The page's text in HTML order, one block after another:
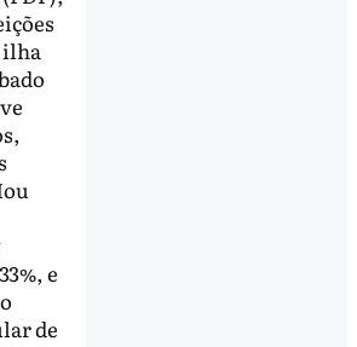
ilha
e
de